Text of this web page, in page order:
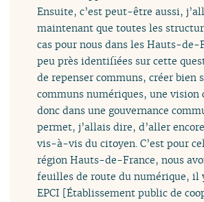
Ensuite, c’est peut-être aussi,
maintenant que toutes les
cas pour nous dans les Hauts-de-
peu près identifiées sur cette
de repenser communs, créer bien
communs numériques, une vision
donc dans une gouvernance
permet, j’allais dire, d’aller
vis-à-vis du citoyen. C’est pour
région Hauts-de-France, nous
feuilles de route du numérique, il
EPCI [Établissement public de